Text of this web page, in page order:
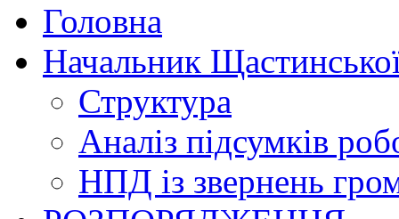
Головна
Начальник
Структура
Аналіз підсумків
НПД із звернень